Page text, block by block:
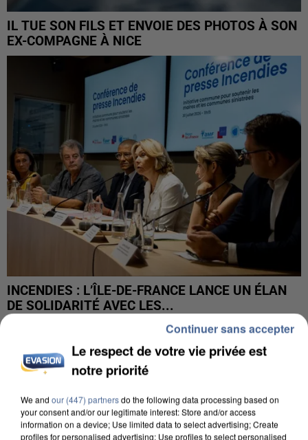
IL TUE SON FILS ET ENVOIE DES PHOTOS À SON
EX-COMPAGNE À NICE
INCENDIES : L’ÎLE-DE-FRANCE LANCE UN ÉLAN
DE SOLIDARITÉ AVEC LES...
Le respect de votre vie privée est
notre priorité
We and our (447) partnersdo the following data processing based on
your consent and/or our legitimate interest: Store and/or access
information on a device; Use limited data to select advertising; Create
profiles for personalised advertising; Use profiles to select personalised
Continuer sans accepter